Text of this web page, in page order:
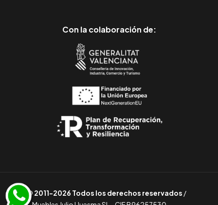
Con la colaboración de:
© 2011-2026 Todos los derechos reservados /